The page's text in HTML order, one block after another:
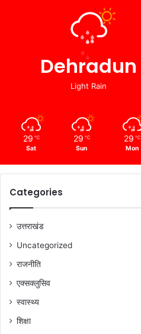
Dehradun
Light Rain
29 ℃
Sat
29 ℃
Sun
29 ℃
Mon
Categories
उत्तराखंड
Uncategorized
राजनीति
एक्सक्लुसिव
स्वास्थ्य
शिक्षा